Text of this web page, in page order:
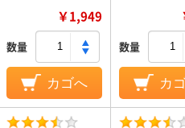
￥1,949
数量
カゴへ
数量
カ